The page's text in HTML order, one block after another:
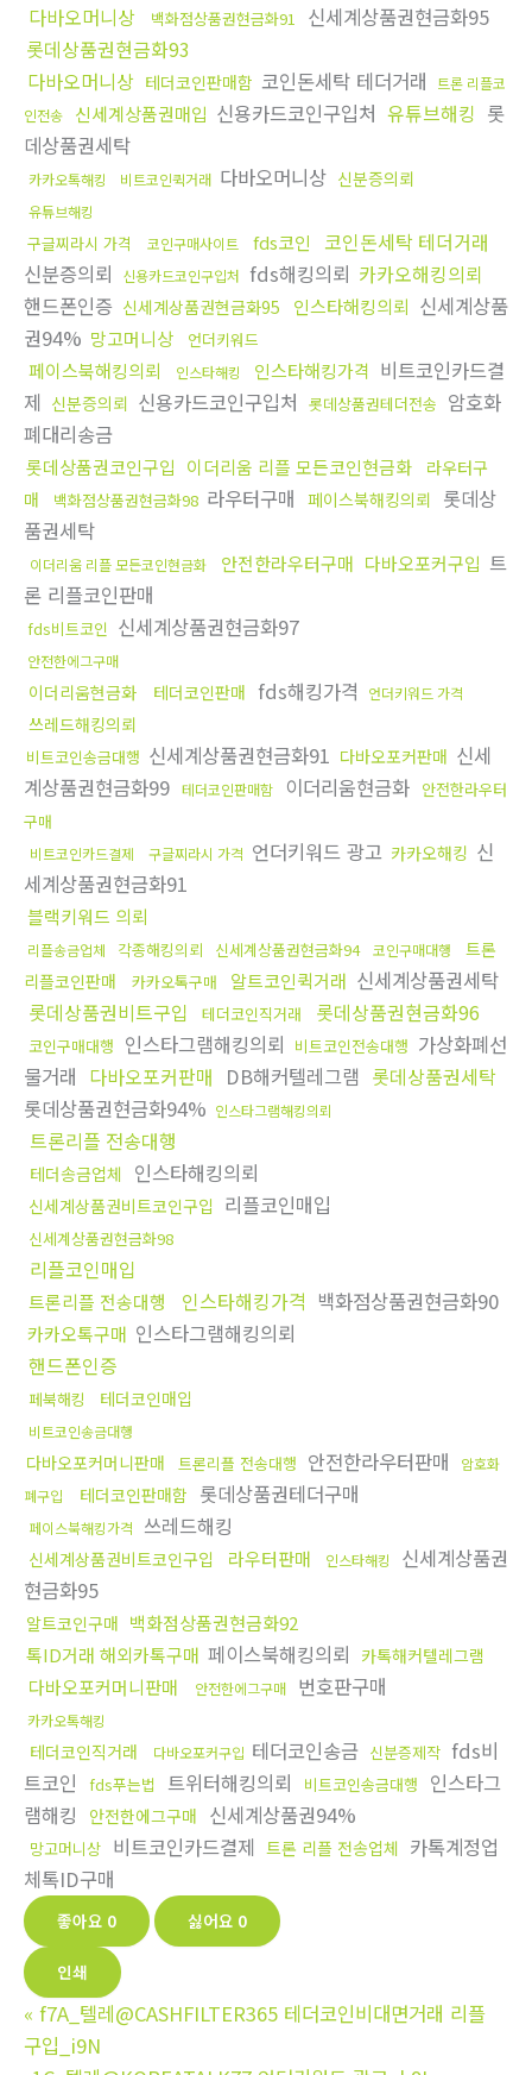
다바오머니상 백화점상품권현금화91
신세계상품권현금화95
롯데상품권현금화93
다바오머니상 테더코인판매함 코인돈세탁 테더거래
트론 리플코
인전송
신세계상품권매입 신용카드코인구입처 유튜브해킹 롯
데상품권세탁
카카오톡해킹 비트코인퀵거래 다바오머니상 신분증의뢰
유튜브해킹
구글찌라시 가격 코인구매사이트 fds코인
코인돈세탁 테더거래
신분증의뢰
신용카드코인구입처 fds해킹의뢰 카카오해킹의뢰
핸드폰인증 신세계상품권현금화95 인스타해킹의뢰 신세계상품
권94% 망고머니상 언더키워드
페이스북해킹의뢰 인스타해킹 인스타해킹가격 비트코인카드결
제 신분증의뢰 신용카드코인구입처 롯데상품권테더전송 암호화
폐대리송금
롯데상품권코인구입 이더리움 리플 모든코인현금화
라우터구
매
백화점상품권현금화98 라우터구매 페이스북해킹의뢰 롯데상
품권세탁
이더리움 리플 모든코인현금화 안전한라우터구매 다바오포커구입 트
론 리플코인판매
fds비트코인 신세계상품권현금화97
안전한에그구매
이더리움현금화 테더코인판매 fds해킹가격 언더키워드 가격
쓰레드해킹의뢰
비트코인송금대행 신세계상품권현금화91 다바오포커판매 신세
계상품권현금화99 테더코인판매함 이더리움현금화 안전한라우터
구매
비트코인카드결제 구글찌라시 가격 언더키워드 광고 카카오해킹 신
세계상품권현금화91
블랙키워드 의뢰
리플송금업체 각종해킹의뢰 신세계상품권현금화94 코인구매대행
트론
리플코인판매
카카오톡구매 알트코인퀵거래 신세계상품권세탁
롯데상품권비트구입
테더코인직거래 롯데상품권현금화96
코인구매대행 인스타그램해킹의뢰 비트코인전송대행 가상화폐선
물거래 다바오포커판매 DB해커텔레그램 롯데상품권세탁
롯데상품권현금화94% 인스타그램해킹의뢰
트론리플 전송대행
테더송금업체 인스타해킹의뢰
신세계상품권비트코인구입 리플코인매입
신세계상품권현금화98
리플코인매입
트론리플 전송대행 인스타해킹가격 백화점상품권현금화90
카카오톡구매 인스타그램해킹의뢰
핸드폰인증
페북해킹 테더코인매입
비트코인송금대행
다바오포커머니판매 트론리플 전송대행 안전한라우터판매
암호화
폐구입
테더코인판매함 롯데상품권테더구매
페이스북해킹가격 쓰레드해킹
신세계상품권비트코인구입 라우터판매 인스타해킹
신세계상품권
현금화95
알트코인구매 백화점상품권현금화92
톡ID거래 해외카톡구매 페이스북해킹의뢰 카톡해커텔레그램
다바오포커머니판매 안전한에그구매 번호판구매
카카오톡해킹
테더코인직거래 다바오포커구입 테더코인송금 신분증제작 fds비
트코인
fds푸는법 트위터해킹의뢰 비트코인송금대행
인스타그
램해킹
안전한에그구매 신세계상품권94%
망고머니상 비트코인카드결제 트론 리플 전송업체 카톡계정업
체톡ID구매
좋아요 0 싫어요 0
인쇄
« f7A_텔레@CASHFILTER365 테더코인비대면거래 리플
구입_i9N